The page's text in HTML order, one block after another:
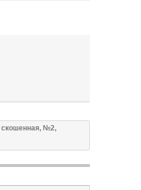
скошенная, №2,